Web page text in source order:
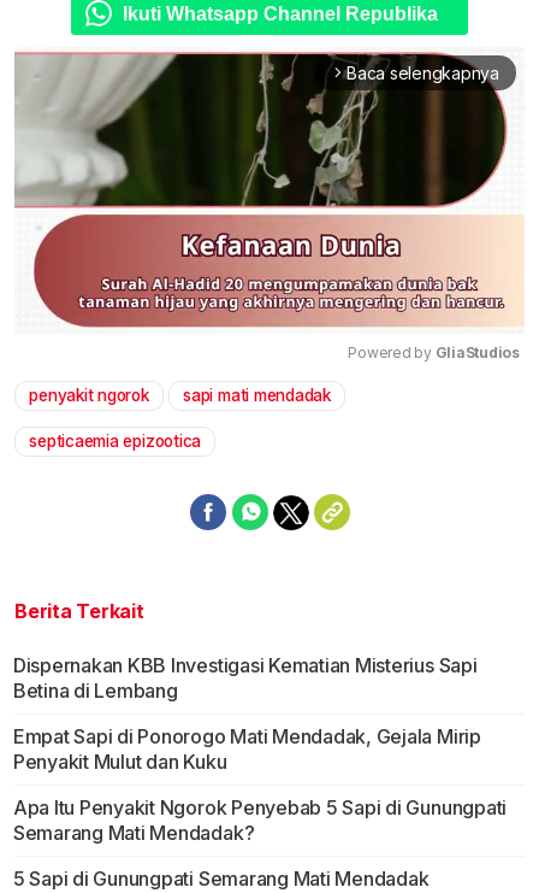
Ikuti Whatsapp Channel Republika
arrow_forward_ios Baca selengkapnya
Powered by GliaStudios
penyakit ngorok sapi mati mendadak
septicaemia epizootica
Berita Terkait
Dispernakan KBB Investigasi Kematian Misterius Sapi
Betina di Lembang
Empat Sapi di Ponorogo Mati Mendadak, Gejala Mirip
Penyakit Mulut dan Kuku
Apa Itu Penyakit Ngorok Penyebab 5 Sapi di Gunungpati
Semarang Mati Mendadak?
5 Sapi di Gunungpati Semarang Mati Mendadak